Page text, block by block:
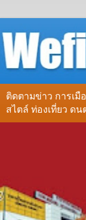
ติดตามข่าว การเมื
สไตล์ ท่องเที่ยว ด